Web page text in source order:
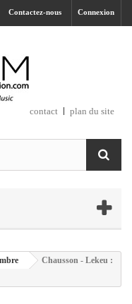
Connexion
Contactez-nous
contact plan du site
Chausson - Lekeu :